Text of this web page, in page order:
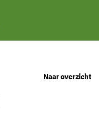
Naar overzicht